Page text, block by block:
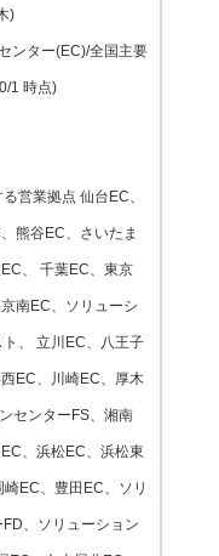
)
ンター(EC)/全国主要
1 時点)
営業拠点 仙台EC、
熊谷EC、さいたま
、 千葉EC、東京
南EC、ソリューシ
ト、 立川EC、八王子
EC、川崎EC、厚木
センターFS、湘南
、浜松EC、浜松東
EC、豊田EC、ソリ
、ソリューション